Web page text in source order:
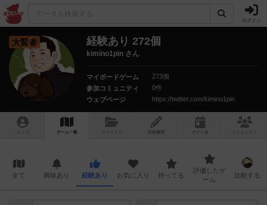
ログイン
大賢者 経験あり 272個
kimino1pin さん
マイボードゲーム
273個
参加コミュニティ
0件
ウェブページ
https://twitter.com/kimino1pin
トップ ゲーム一覧 マイリスト 投稿履歴 ボ ドゲ コミュニティ
全て 興味あり 経験あり お気に入り 持ってる
評価したゲ
ーム
比較する